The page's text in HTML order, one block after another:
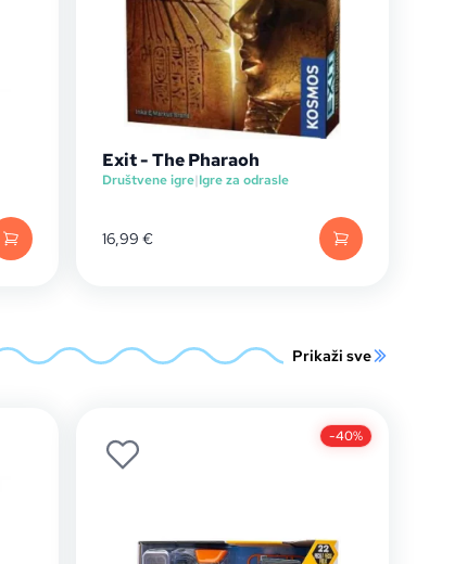
Exit - The Pharaoh
Društvene igre|Igre za odrasle
16,99 €
Prikaži sve
-40%